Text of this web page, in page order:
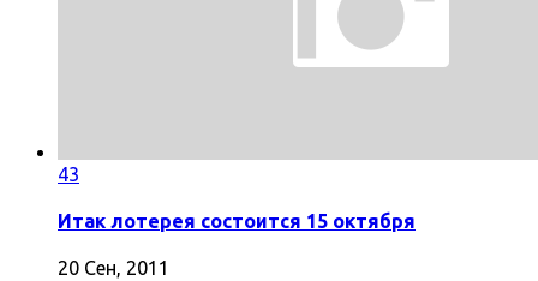
43
Итак лотерея состоится 15 октября
20 Сен, 2011